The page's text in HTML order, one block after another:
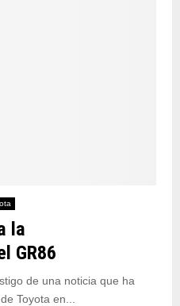
la
GR86
de una noticia que ha
Toyota en...